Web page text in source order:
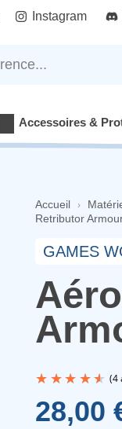
Instagram
Accessoires &
Accueil
Retributor
GAMES
28,00